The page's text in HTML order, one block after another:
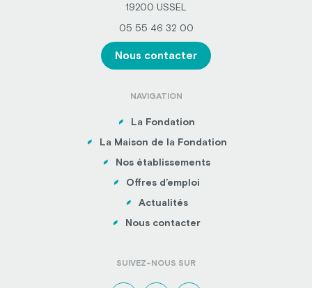
19200 USSEL
05 55 46 32 00
Nous contacter
NAVIGATION
La Fondation
La Maison de la Fondation
Nos établissements
Offres d’emploi
Actualités
Nous contacter
SUIVEZ-NOUS SUR